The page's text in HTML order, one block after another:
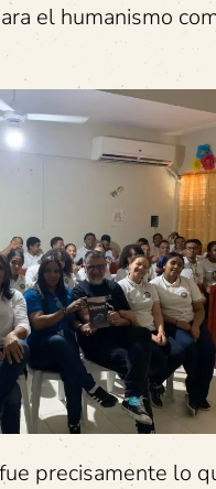
el humanismo
precisamente lo